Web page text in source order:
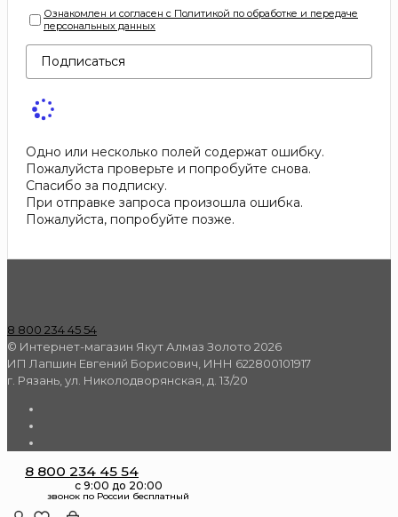
Ознакомлен и согласен с Политикой по обработке и передаче
персональных данных
Подписаться
Одно или несколько полей содержат ошибку.
Пожалуйста проверьте и попробуйте снова.
Спасибо за подписку.
При отправке запроса произошла ошибка.
Пожалуйста, попробуйте позже.
8 800 234 45 54
© Интернет-магазин Якут Алмаз Золото 2026
ИП Лапшин Евгений Борисович, ИНН 622800101917
г. Рязань, ул. Николодворянская, д. 13/20
8 800 234 45 54